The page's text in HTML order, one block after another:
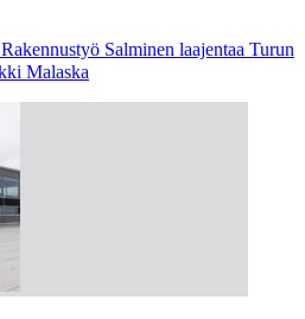
Salminen laajentaa Turun
Malaska